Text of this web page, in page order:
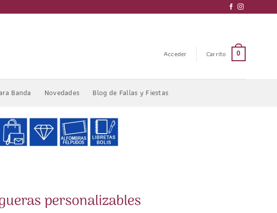
Acceder Carrito 0
Banda Novedades Blog de Fallas y Fiestas
personalizables